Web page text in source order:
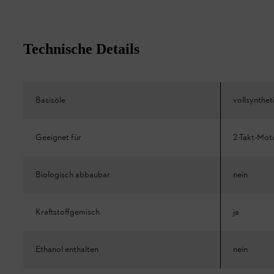
Technische Details
Basisöle
Geeignet für 2-Takt-
Biologisch abbaubar nein
Kraftstoffgemisch ja
Ethanol enthalten nein